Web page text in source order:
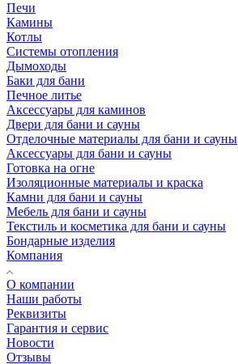
Печи
Камины
Котлы
Системы отопления
Дымоходы
Баки для бани
Печное литье
Аксессуары для каминов
Двери для бани и сауны
Отделочные материалы для бани и сауны
Аксессуары для бани и сауны
Готовка на огне
Изоляционные материалы и краска
Камни для бани и сауны
Мебель для бани и сауны
Текстиль и косметика для бани и сауны
Бондарные изделия
Компания
О компании
Наши работы
Реквизиты
Гарантия и сервис
Новости
Отзывы